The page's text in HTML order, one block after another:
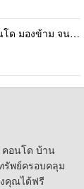
15 ข้อที่คนกำลังจะขายบ้านหรือคอนโด มองข้าม จนทำให้ขายไม่ออก
คอนโด บ้าน
รัพย์ครอบคลุม
คุณได้ฟรี